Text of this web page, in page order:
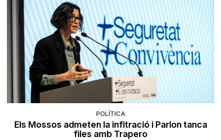
POLÍTICA
Els Mossos admeten la infitració i Parlon tanca
files amb Trapero